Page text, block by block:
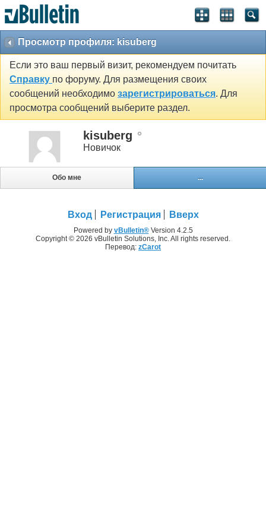
Просмотр профиля: kisuberg
Если это ваш первый визит, рекомендуем почитать
Справку по форуму. Для размещения своих
сообщений необходимо зарегистрироваться. Для
просмотра сообщений выберите раздел.
kisuberg
Новичок
Обо мне ...
Вход Регистрация Вверх
Powered by vBulletin®Version 4.2.5
Copyright © 2026 vBulletin Solutions, Inc. All rights reserved.
Перевод: zCarot